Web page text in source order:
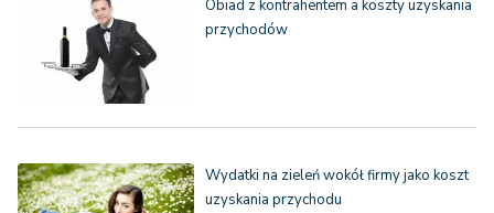
Obiad z kontrahentem a koszty uzyskania
przychodów
Wydatki na zieleń wokół firmy jako koszt
uzyskania przychodu